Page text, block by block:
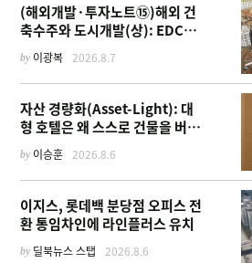
(해외개발·투자노트⑮)해외 건
축수주와 도시개발(상): EDCF
부터 계열사 진출 위한 복합시설
까지
by 이광복 2026.8.7
자산 경량화(Asset-Light): 대
형 호텔은 왜 스스로 건물을 버리
고 '이름'만 팔기 시작했을까
by 이승훈 2026.8.6
이지스, 롯데백 분당점 오피스 전
환 통임차인에 라인플러스 유치
by 딜북뉴스 스탭 2026.8.6